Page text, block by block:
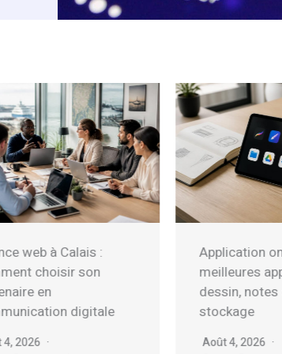
Application on iPad :
meilleures apps pour
dessin, notes et gestion de
stockage